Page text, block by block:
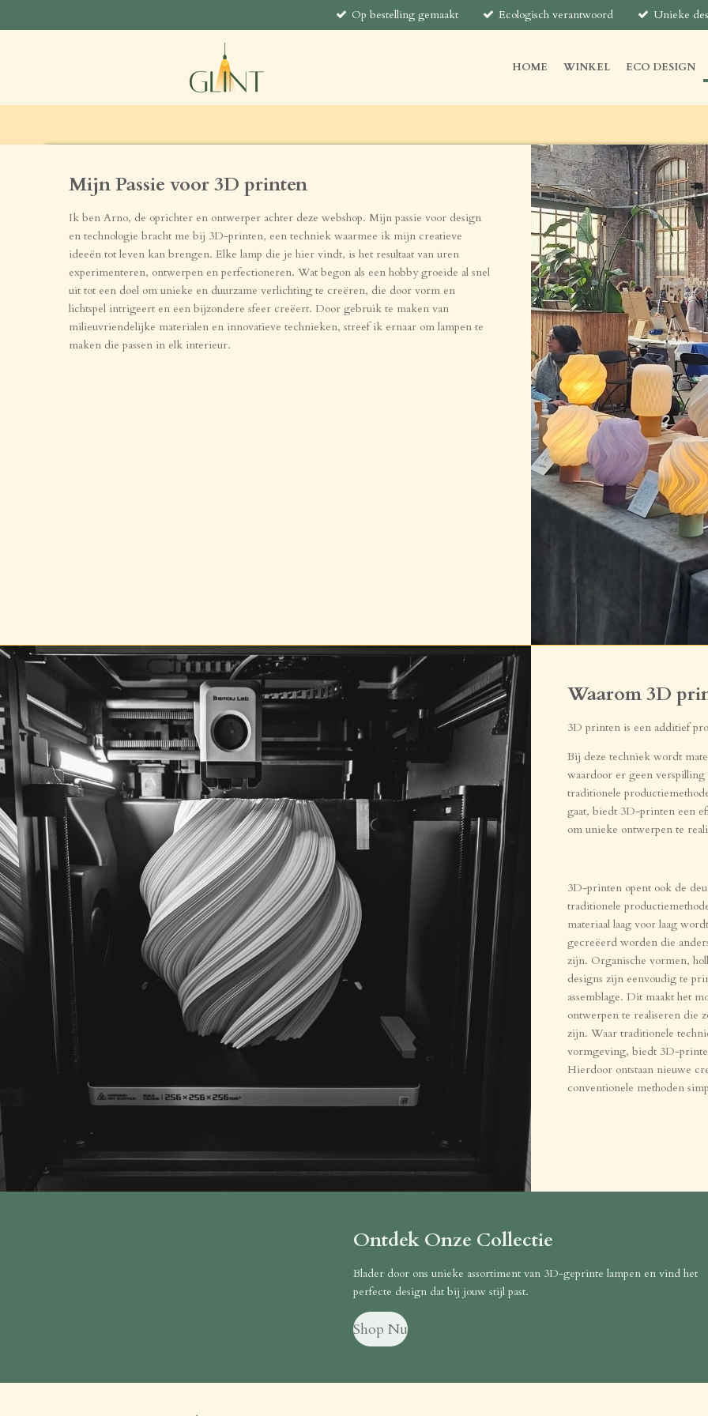
direct
Op bestelling gemaakt Ecologisch verantwoord Unieke
HOME WINKEL ECO DESIGN
Mijn Passie voor 3D printen
Ik ben Arno, de oprichter en ontwerper achter deze webshop. Mijn passie voor design
en technologie bracht me bij 3D-printen, een techniek waarmee ik mijn creatieve
ideeën tot leven kan brengen. Elke lamp die je hier vindt, is het resultaat van uren
experimenteren, ontwerpen en perfectioneren. Wat begon als een hobby groeide al snel
uit tot een doel om unieke en duurzame verlichting te creëren, die door vorm en
lichtspel intrigeert en een bijzondere sfeer creëert. Door gebruik te maken van
milieuvriendelijke materialen en innovatieve technieken, streef ik ernaar om lampen te
maken die passen in elk interieur.
Waarom 3D
3D printen is een additief
Bij deze techniek wordt
waardoor er geen
traditionele
gaat, biedt 3D-printen een
om unieke ontwerpen te
3D-printen opent ook de
traditionele
materiaal laag voor laag
gecreëerd worden die
zijn. Organische vormen,
designs zijn eenvoudig te
assemblage. Dit maakt het
ontwerpen te realiseren die
zijn. Waar traditionele
vormgeving, biedt 3D-
Hierdoor ontstaan nieuwe
conventionele methoden
Ontdek Onze Collectie
Blader door ons unieke assortiment van 3D-geprinte lampen en vind het
perfecte design dat bij jouw stijl past.
Shop Nu